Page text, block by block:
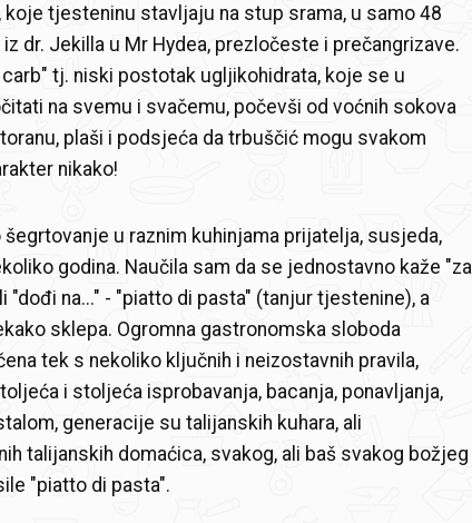
tjesteninu stavljaju na stup srama, u samo 48
dr. Jekilla u Mr Hydea, prezločeste i prečangrizave.
tj. niski postotak ugljikohidrata, koje se u
na svemu i svačemu, počevši od voćnih sokova
plaši i podsjeća da trbuščić mogu svakom
nikako!
u raznim kuhinjama prijatelja, susjeda,
godina. Naučila sam da se jednostavno kaže "za
"dođi na..." - "piatto di pasta" (tanjur tjestenine), a
sklepa. Ogromna gastronomska sloboda
tek s nekoliko ključnih i neizostavnih pravila,
i stoljeća isprobavanja, bacanja, ponavljanja,
generacije su talijanskih kuhara, ali
talijanskih domaćica, svakog, ali baš svakog božjeg
"piatto di pasta".